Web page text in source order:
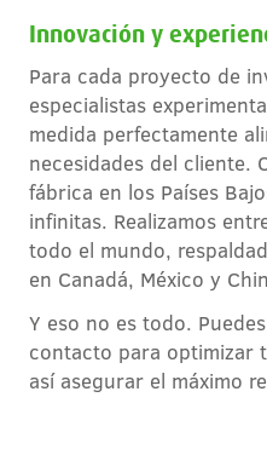
Innovación y
Para cada proyecto de
especialistas
medida perfectamente
necesidades del cliente.
fábrica en los Países
infinitas. Realizamos
todo el mundo,
en Canadá, México y
Y eso no es todo.
contacto para optimizar
así asegurar el máximo